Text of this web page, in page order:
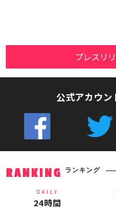
プレスリ
公式アカウン
RANKING ランキング
DAILY
24時間